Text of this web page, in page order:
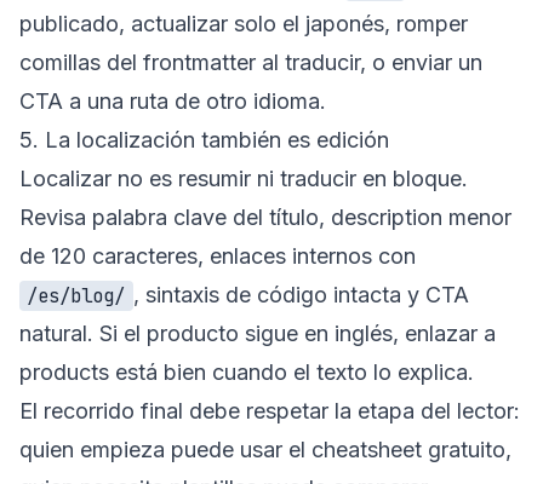
publicado, actualizar solo el japonés, romper
comillas del frontmatter al traducir, o enviar un
CTA a una ruta de otro idioma.
5. La localización también es edición
Localizar no es resumir ni traducir en bloque.
Revisa palabra clave del título, description menor
de 120 caracteres, enlaces internos con
/es/blog/ , sintaxis de código intacta y CTA
natural. Si el producto sigue en inglés, enlazar a
products está bien cuando el texto lo explica.
El recorrido final debe respetar la etapa del lector:
quien empieza puede usar el cheatsheet gratuito,